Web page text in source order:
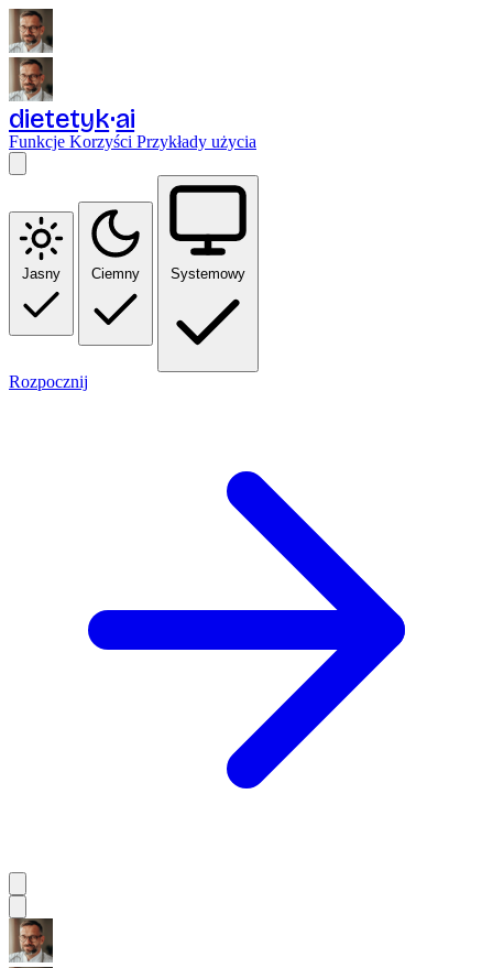
dietetyk ai
Funkcje Korzyści Przykłady użycia
Jasny Ciemny Systemowy
Rozpocznij